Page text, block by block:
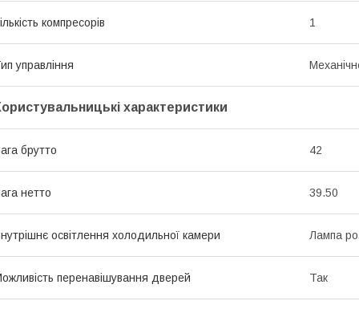
компресорів 1
управління
характеристики
брутто 42
нетто 39.50
освітлення холодильної камери Лампа
перенавішування дверей Так